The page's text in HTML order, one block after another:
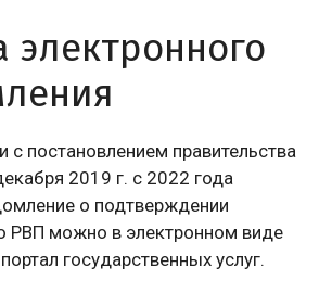
электронного
с постановлением правительства
2019 г. с 2022 года
о подтверждении
РВП можно в электронном виде
государственных услуг.